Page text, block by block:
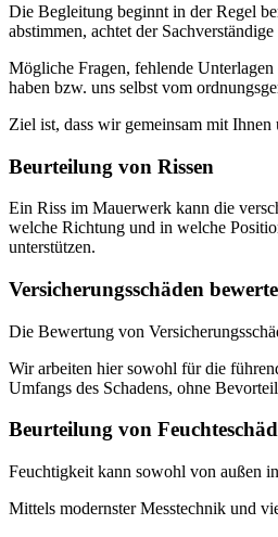
Die Begleitung beginnt in der Regel
abstimmen, achtet der
Mögliche Fragen, fehlende
haben bzw. uns selbst vom
Ziel ist, dass wir gemeinsam mit
Beurteilung von Rissen
Ein Riss im Mauerwerk kann die
welche Richtung und in welche
unterstützen.
Versicherungsschäden
Die Bewertung von
Wir arbeiten hier sowohl für die
Umfangs des Schadens, ohne
Beurteilung von
Feuchtigkeit kann sowohl von außen
Mittels modernster Messtechnik und